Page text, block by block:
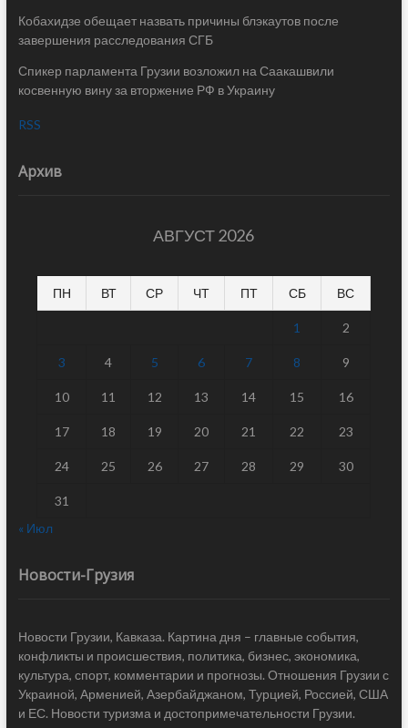
Кобахидзе обещает назвать причины блэкаутов после
завершения расследования СГБ
Спикер парламента Грузии возложил на Саакашвили
косвенную вину за вторжение РФ в Украину
RSS
Архив
АВГУСТ 2026
ПН ВТ СР ЧТ ПТ СБ ВС
1 2
3 4 5 6 7 8 9
10 11 12 13 14 15 16
17 18 19 20 21 22 23
24 25 26 27 28 29 30
31
« Июл
Новости-Грузия
Новости Грузии, Кавказа. Картина дня – главные события,
конфликты и происшествия, политика, бизнес, экономика,
культура, спорт, комментарии и прогнозы. Отношения Грузии с
Украиной, Арменией, Азербайджаном, Турцией, Россией, США
и ЕС. Новости туризма и достопримечательности Грузии.